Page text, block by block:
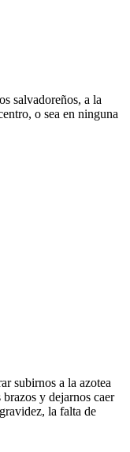
salvadoreños, a la
o sea en ninguna
subirnos a la azotea
y dejarnos caer
la falta de